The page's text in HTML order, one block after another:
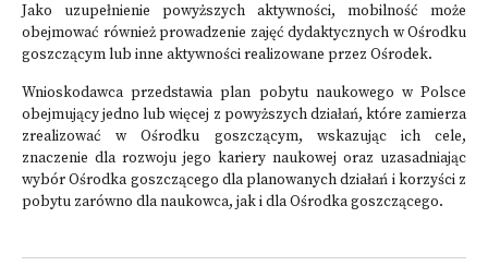
Jako uzupełnienie powyższych aktywności, mobilność może
obejmować również prowadzenie zajęć dydaktycznych w Ośrodku
goszczącym lub inne aktywności realizowane przez Ośrodek.
Wnioskodawca przedstawia plan pobytu naukowego w Polsce
obejmujący jedno lub więcej z powyższych działań, które zamierza
zrealizować w Ośrodku goszczącym, wskazując ich cele,
znaczenie dla rozwoju jego kariery naukowej oraz uzasadniając
wybór Ośrodka goszczącego dla planowanych działań i korzyści z
pobytu zarówno dla naukowca, jak i dla Ośrodka goszczącego.